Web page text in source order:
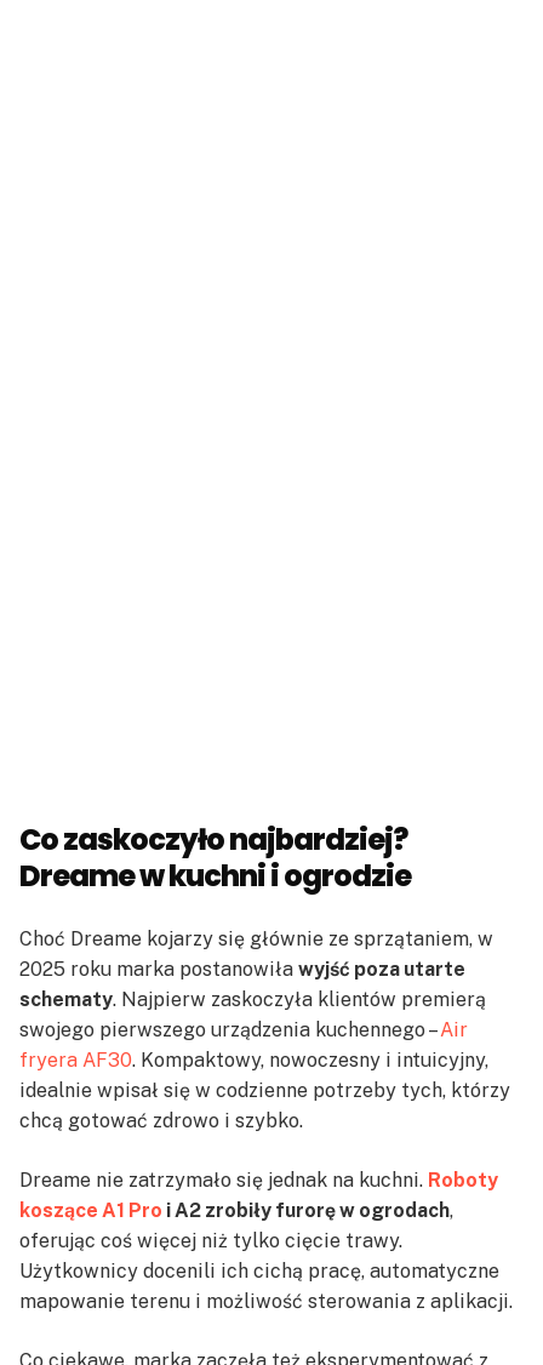
Co zaskoczyło najbardziej?
Dreame w kuchni i ogrodzie
Choć Dreame kojarzy się głównie ze sprzątaniem, w
2025 roku marka postanowiła wyjść poza utarte
schematy. Najpierw zaskoczyła klientów premierą
swojego pierwszego urządzenia kuchennego –Air
fryera AF30. Kompaktowy, nowoczesny i intuicyjny,
idealnie wpisał się w codzienne potrzeby tych, którzy
chcą gotować zdrowo i szybko.
Dreame nie zatrzymało się jednak na kuchni. Roboty
koszące A1 Pro i A2 zrobiły furorę w ogrodach,
oferując coś więcej niż tylko cięcie trawy.
Użytkownicy docenili ich cichą pracę, automatyczne
mapowanie terenu i możliwość sterowania z aplikacji.